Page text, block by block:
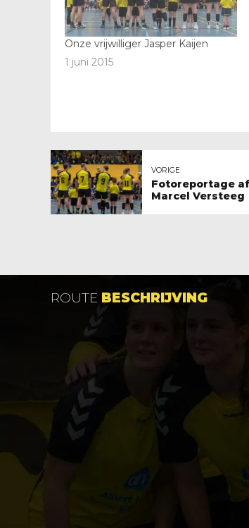
Onze vrijwilliger Jasper Kaijen
1 juni 2015
VORIGE
Fotoreportage
Marcel Versteeg
ROUTE BESCHRIJVING